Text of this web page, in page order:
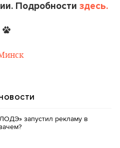
Подробности здесь.
запустил рекламу в